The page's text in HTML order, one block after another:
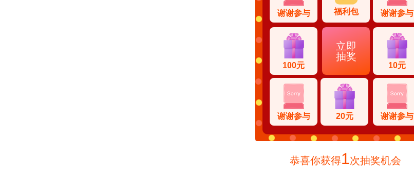
谢谢参与 福利包 谢谢参与
10元
谢谢参与
20元
谢谢参与
100元
立即
抽奖
恭喜你获得1次抽奖机会